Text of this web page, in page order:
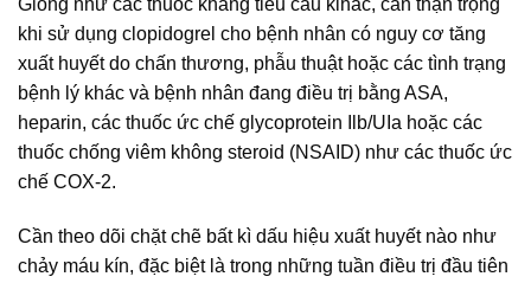
khi sử dụng clopidogrel cho bệnh nhân có nguy cơ tăng
xuất huyết do chấn thương, phẫu thuật hoặc các tình trạng
bệnh lý khác và bệnh nhân đang điều trị bằng ASA,
heparin, các thuốc ức chế glycoprotein Ilb/UIa hoặc các
thuốc chống viêm không steroid (NSAID) như các thuốc ức
chế COX-2.
Cần theo dõi chặt chẽ bất kì dấu hiệu xuất huyết nào như
chảy máu kín, đặc biệt là trong những tuần điều trị đầu tiên